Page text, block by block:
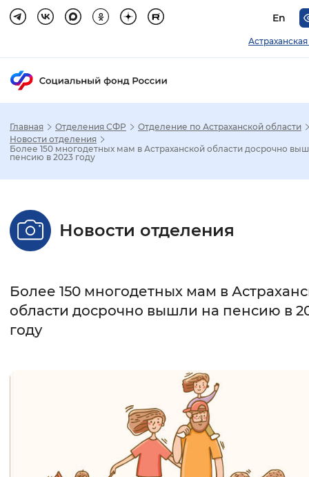
En
Стандартный Увеличенный
Без засечек С засечками
Цвет сайта
Инверсивный
Синий фон
Главная Отделения СФР
Отделение по Астраханской области
Новости отделения
Более 150 многодетных мам в Астраханской области досрочно
пенсию в 2023 году
Новости отделения
Более 150 многодетных мам в
области досрочно вышли на пенсию в
году